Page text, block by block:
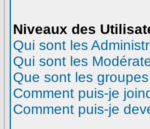
Niveaux des
Qui sont les
Qui sont les
Que sont les
Comment puis-je
Comment puis-je